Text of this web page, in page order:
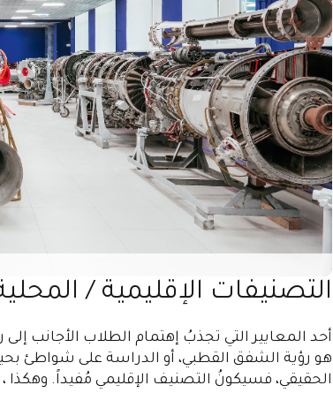
التصنيفات الإقليمية /
أحد المعايير التي تجذبُ إهتمام الطلاب الأجانب
هو رؤية الشفق القطبي، أو الدراسة على شواطئ